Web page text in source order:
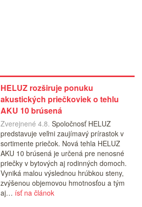
HELUZ rozširuje ponuku
akustických priečkoviek o tehlu
AKU 10 brúsená
Zverejnené 4.8. Spoločnosť HELUZ
predstavuje veľmi zaujímavý prírastok v
sortimente priečok. Nová tehla HELUZ
AKU 10 brúsená je určená pre nenosné
priečky v bytových aj rodinných domoch.
Vyniká malou výslednou hrúbkou steny,
zvýšenou objemovou hmotnosťou a tým
aj… ísť na článok